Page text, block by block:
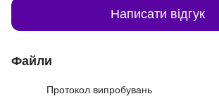
Написати відгук
Файли
Протокол випробувань